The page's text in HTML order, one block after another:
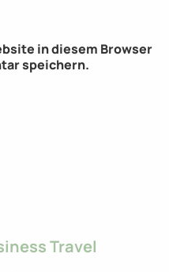
in diesem Browser
speichern.
Travel